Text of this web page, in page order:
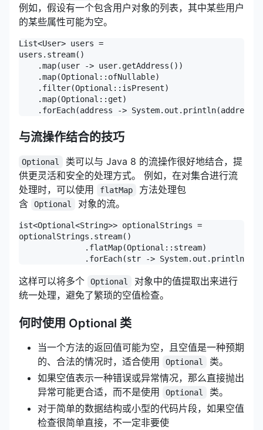
例如，假设有一个包含用户对象的列表，其中某些用户
的某些属性可能为空。
List<User> users =
users.stream()
    .map(user -> user.getAddress())
    .map(Optional::ofNullable)
    .filter(Optional::isPresent)
    .map(Optional::get)
.forEach(address ->
与流操作结合的技巧
Optional
类可以与 Java 8 的流操作很好地结合，提
供更灵活和安全的处理方式。 例如，在对集合进行流
处理时，可以使用
flatMap
方法处理包
含
Optional 对象的流。
ist<Optional<String>> optionalStrings =
optionalStrings.stream()
              .flatMap(Optional::stream)
.forEach(str ->
这样可以将多个 Optional
对象中的值提取出来进行
统一处理，避免了繁琐的空值检查。
何时使用 Optional 类
当一个方法的返回值可能为空，且空值是一种预期
的、合法的情况时，适合使用
Optional
类。
如果空值表示一种错误或异常情况，那么直接抛出
异常可能更合适，而不是使用
Optional
类。
对于简单的数据结构或小型的代码片段，如果空值
检查很简单直接，不一定非要使